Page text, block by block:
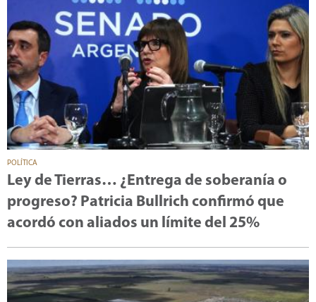
POLÍTICA
Ley de Tierras… ¿Entrega de soberanía o
progreso? Patricia Bullrich confirmó que
acordó con aliados un límite del 25%